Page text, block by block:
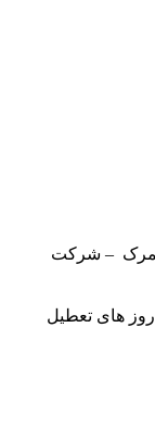
گمرک – شرکت
های تعطیل